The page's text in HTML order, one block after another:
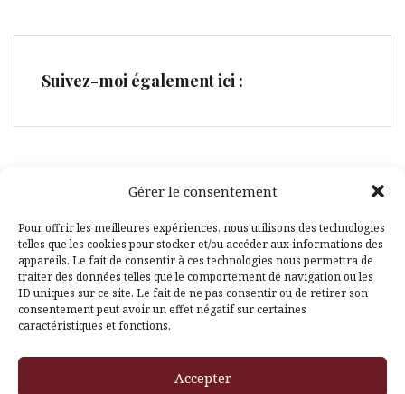
Gérer le consentement
Pour offrir les meilleures expériences, nous utilisons des technologies
telles que les cookies pour stocker et/ou accéder aux informations des
appareils. Le fait de consentir à ces technologies nous permettra de
traiter des données telles que le comportement de navigation ou les
ID uniques sur ce site. Le fait de ne pas consentir ou de retirer son
consentement peut avoir un effet négatif sur certaines
caractéristiques et fonctions.
Accepter
Suivez-moi également ici :
Facebook
Pinterest
Themeisle